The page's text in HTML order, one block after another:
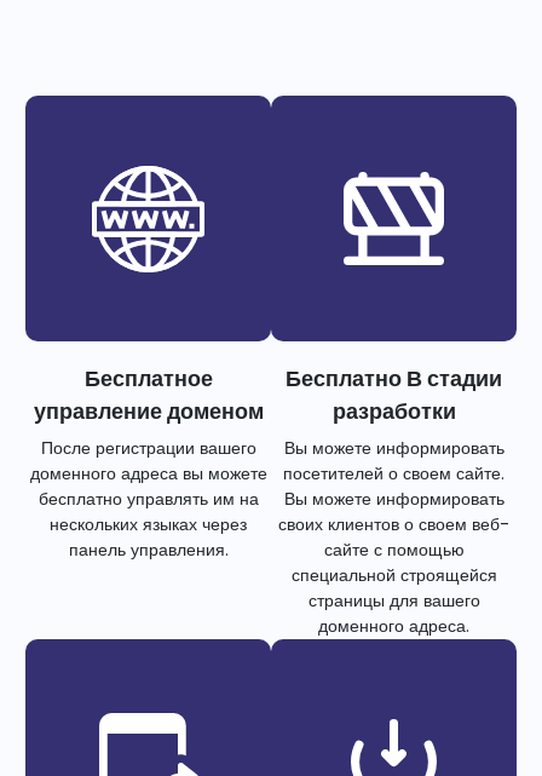
Бесплатное
управление доменом
После регистрации вашего
доменного адреса вы можете
бесплатно управлять им на
нескольких языках через
панель управления.
Бесплатно В стадии
разработки
Вы можете информировать
посетителей о своем сайте.
Вы можете информировать
своих клиентов о своем веб-
сайте с помощью
специальной строящейся
страницы для вашего
доменного адреса.